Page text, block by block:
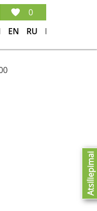
EN RU
0
Atsiliepimai